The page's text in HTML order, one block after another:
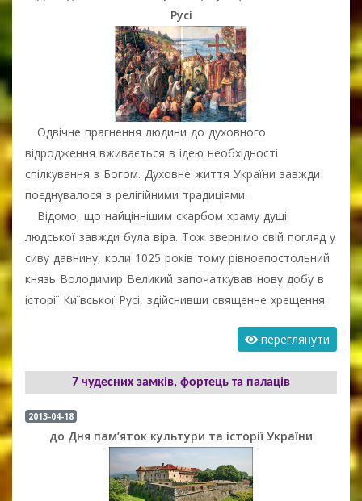
Русі
Одвічне прагнення людини до духовного
відродження вживається в ідею необхідності
спілкування з Богом. Духовне життя України завжди
поєднувалося з релігійними традиціями.
Відомо, що найціннішим скарбом храму душі
людської завжди була віра. Тож звернімо свій погляд у
сиву давнину, коли 1025 років тому рівноапостольний
князь Володимир Великий започаткував нову добу в
історії Київської Русі, здійснивши священне хрещення.
переглянути
7 чудесних замків, фортець та палаців
2013-04-18
до Дня пам’яток культури та історії України